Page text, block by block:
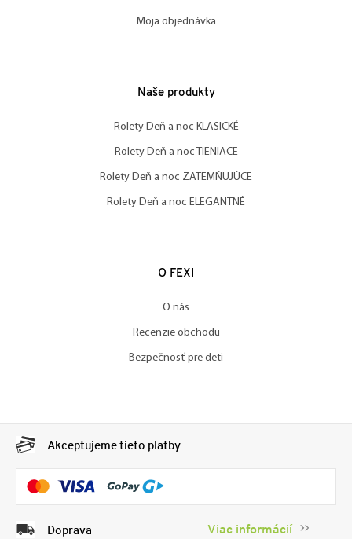
Moja objednávka
Naše produkty
Rolety Deň a noc KLASICKÉ
Rolety Deň a noc TIENIACE
Rolety Deň a noc ZATEMŇUJÚCE
Rolety Deň a noc ELEGANTNÉ
O FEXI
O nás
Recenzie obchodu
Bezpečnosť pre deti
Akceptujeme tieto platby
Doprava Viac informácií